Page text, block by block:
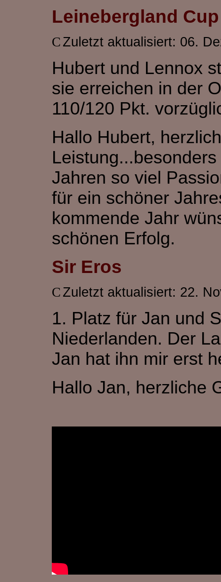
Leinebergland Cup
Zuletzt aktualisiert: 06.
Hubert und Lennox
sie erreichen in der
110/120 Pkt.
Hallo Hubert,
Jahren so viel
für ein schöner
kommende Jahr
schönen Erfolg.
Sir Eros
Zuletzt aktualisiert: 22.
1. Platz für Jan und
Niederlanden. Der
Jan hat ihn mir erst
Hallo Jan, herzliche